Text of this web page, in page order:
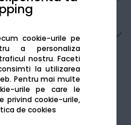
cookie-urile pe
a personaliza
nostru. Faceti
la utilizarea
Pentru mai multe
urile pe care le
privind cookie-urile,
de cookies